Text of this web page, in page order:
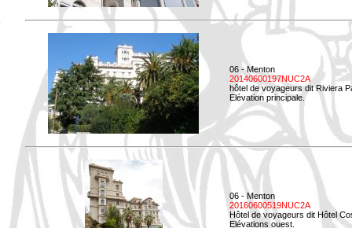
06 - Menton
20140600197NUC2A
hôtel de voyageurs dit Riviera
Elévation principale.
06 - Menton
20160600519NUC2A
Hôtel de voyageurs dit Hôtel
Elévations ouest.